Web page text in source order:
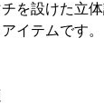
を設けた立体
イテムです。